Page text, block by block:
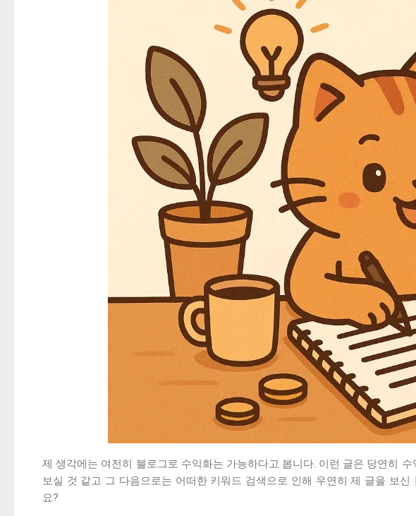
제 생각에는 여전히 블로그로 수익화는 가능하다고 봅니다. 이런 글은 당연히
보실 것 같고 그 다음으로는 어떠한 키워드 검색으로 인해 우연히 제 글을 보
요?